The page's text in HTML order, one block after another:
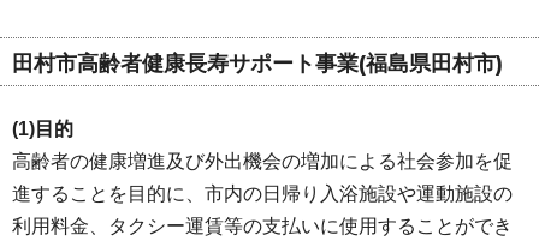
田村市高齢者健康長寿サポート事業(福島県田村市)
(1)目的
高齢者の健康増進及び外出機会の増加による社会参加を促
進することを目的に、市内の日帰り入浴施設や運動施設の
利用料金、タクシー運賃等の支払いに使用することができ